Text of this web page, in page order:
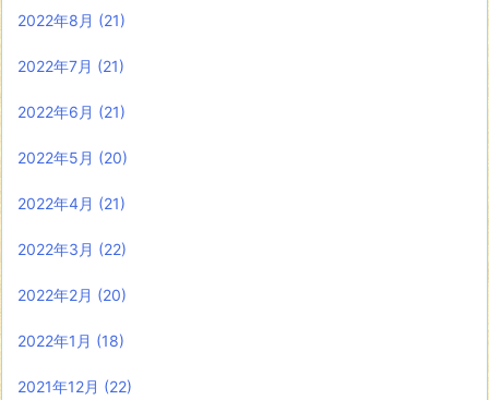
2022年8月 (21)
2022年7月 (21)
2022年6月 (21)
2022年5月 (20)
2022年4月 (21)
2022年3月 (22)
2022年2月 (20)
2022年1月 (18)
2021年12月 (22)